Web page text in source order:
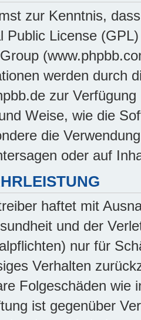
zur Kenntnis,
Public License
werden durch
zur
Weise, wie die
die
oder auf
haftet mit
und der
nur für
Verhalten
Folgeschäden wie
ist gegenüber